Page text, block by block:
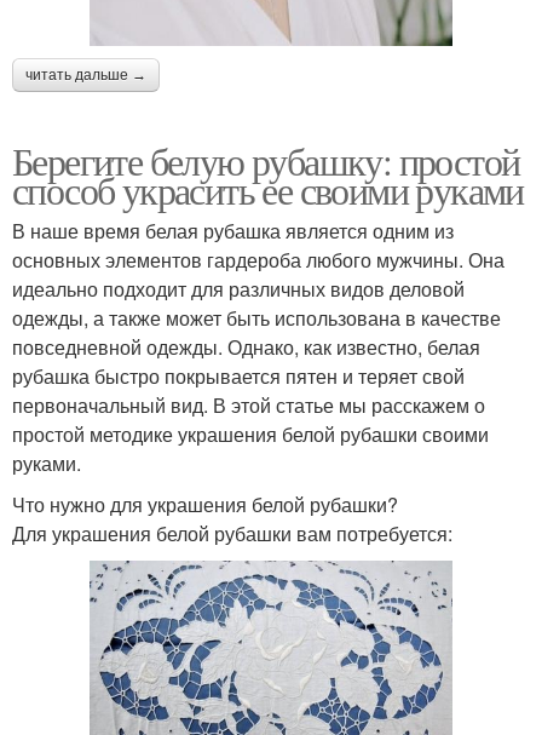
читать дальше →
Берегите белую рубашку: простой
способ украсить ее своими руками
В наше время белая рубашка является одним из
основных элементов гардероба любого мужчины. Она
идеально подходит для различных видов деловой
одежды, а также может быть использована в качестве
повседневной одежды. Однако, как известно, белая
рубашка быстро покрывается пятен и теряет свой
первоначальный вид. В этой статье мы расскажем о
простой методике украшения белой рубашки своими
руками.
Что нужно для украшения белой рубашки?
Для украшения белой рубашки вам потребуется: